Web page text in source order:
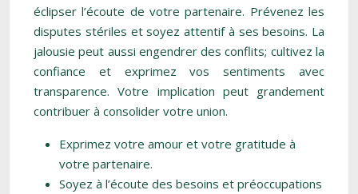
éclipser l’écoute de votre partenaire. Prévenez les
disputes stériles et soyez attentif à ses besoins. La
jalousie peut aussi engendrer des conflits; cultivez la
confiance et exprimez vos sentiments avec
transparence. Votre implication peut grandement
contribuer à consolider votre union.
Exprimez votre amour et votre gratitude à
votre partenaire.
Soyez à l’écoute des besoins et préoccupations